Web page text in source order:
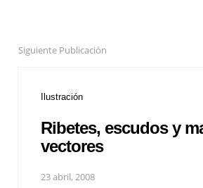
Siguiente Publicación
Ilustración
Ribetes, escudos y
vectores
23 abril, 2008